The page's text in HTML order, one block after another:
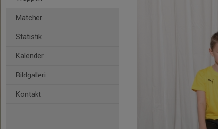
Matcher
Statistik
Kalender
Bildgalleri
Kontakt